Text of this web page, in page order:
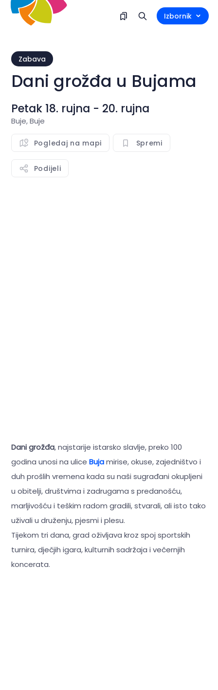
Izbornik
Zabava
Dani grožđa u Bujama
Petak 18. rujna - 20. rujna
Buje, Buje
Pogledaj na mapi Spremi
Podijeli
Dani grožđa, najstarije istarsko slavlje, preko 100
godina unosi na ulice Bujamirise, okuse, zajedništvo i
duh prošlih vremena kada su naši sugrađani okupljeni
u obitelji, društvima i zadrugama s predanošću,
marljivošću i teškim radom gradili, stvarali, ali isto tako
uživali u druženju, pjesmi i plesu.
Tijekom tri dana, grad oživljava kroz spoj sportskih
turnira, dječjih igara, kulturnih sadržaja i večernjih
koncerata.